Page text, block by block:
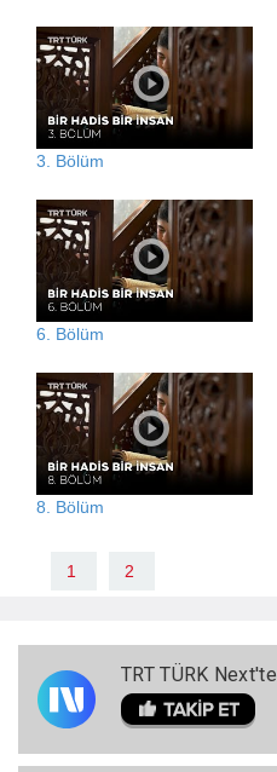
3. Bölüm
6. Bölüm
8. Bölüm
1 2
TRT TÜRK Next'te